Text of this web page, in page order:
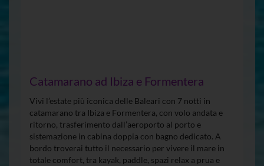
Catamarano ad Ibiza e Formentera
Vivi l’estate più iconica delle Baleari con 7 notti in
catamarano tra Ibiza e Formentera, con volo andata e
ritorno, trasferimento dall’aeroporto al porto e
sistemazione in cabina doppia con bagno dedicato. A
bordo troverai tutto il necessario per vivere il mare in
totale comfort, tra kayak, paddle, spazi relax a prua e